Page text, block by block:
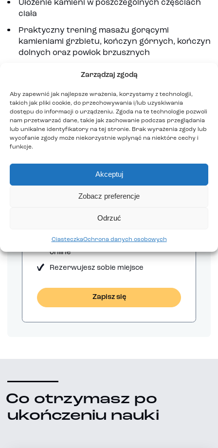
Zarządzaj zgodą
Aby zapewnić jak najlepsze wrażenia, korzystamy z technologii,
takich jak pliki cookie, do przechowywania i/lub uzyskiwania
dostępu do informacji o urządzeniu. Zgoda na te technologie pozwoli
nam przetwarzać dane, takie jak zachowanie podczas przeglądania
lub unikalne identyfikatory na tej stronie. Brak wyrażenia zgody lub
wycofanie zgody może niekorzystnie wpłynąć na niektóre cechy i
funkcje.
Akceptuj
Odrzuć
Zobacz preferencje
CiasteczkaOchrona danych osobowych
Ułożenie kamieni w poszczególnych częściach
ciała
Praktyczny trening masażu gorącymi
kamieniami grzbietu, kończyn górnych, kończyn
dolnych oraz powłok brzusznych
Praktyczny trening masażu twarzy zimnymi
Posługiwanie się kamieniami bazaltowymi
Chcę się zapisać
Aby zapisać się na ten kierunek podpisz umowę.
Możesz to zrobić w sekretariacie lub online.
Zapisując się online
umowę osobiście w oddziale czy
online
Rezerwujesz sobie miejsce
Zapisz się
Co otrzymasz po
ukończeniu nauki